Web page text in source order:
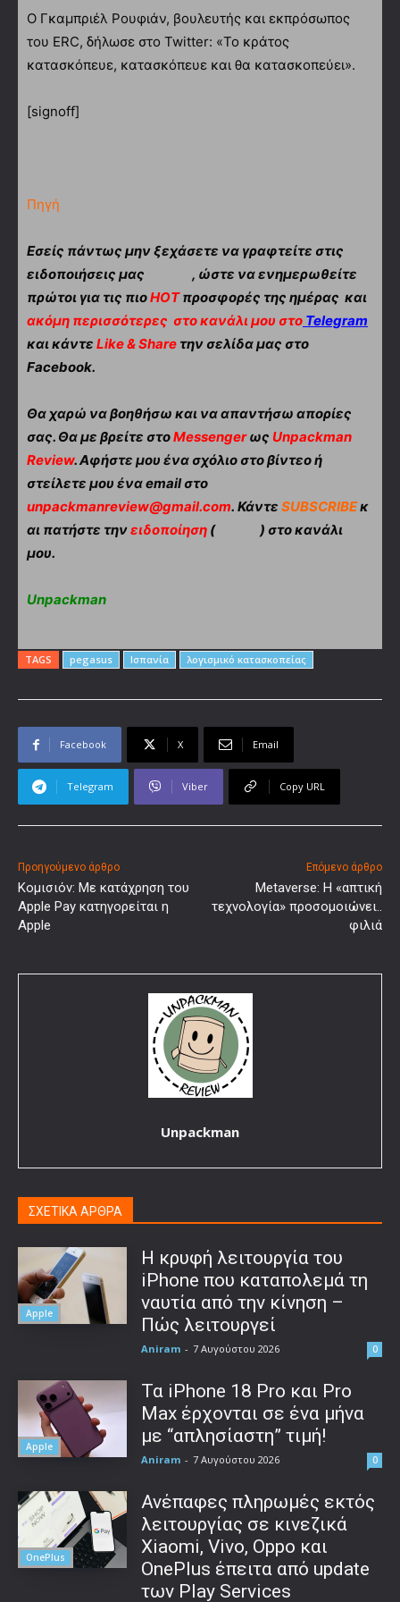
Ο Γκαμπριέλ Ρουφιάν, βουλευτής και εκπρόσωπος
του ERC, δήλωσε στο Twitter: «Το κράτος
κατασκόπευε, κατασκόπευε και θα κατασκοπεύει».
[signoff]
Πηγή
Εσείς πάντως μην ξεχάσετε να γραφτείτε στις
ειδοποιήσεις μας
, ώστε να ενημερωθείτε
πρώτοι για τις πιοHOTπροσφορές της ημέρας και
ακόμη περισσότερες στο κανάλι μου στο Telegram
και κάντε Like & Share την σελίδα μας στο
Facebook.
Θα χαρώ να βοηθήσω και να απαντήσω απορίες
σας. Θα με βρείτε στοMessengerως Unpackman
Review. Αφήστε μου ένα σχόλιο στο βίντεο ή
στείλετε μου ένα email στο
unpackmanreview@gmail.com. Κάντε SUBSCRIBEκ
αι πατήστε τηνειδοποίηση (
) στο κανάλι
μου.
Unpackman
TAGS pegasus Ισπανία λογισμικό κατασκοπείας
Facebook X Email
Telegram Viber Copy URL
Προηγούμενο άρθρο
Κομισιόν: Με κατάχρηση του
Apple Pay κατηγορείται η
Apple
Επόμενο άρθρο
Metaverse: Η «απτική
τεχνολογία» προσομοιώνει..
φιλιά
Unpackman
ΣΧΕΤΙΚΑ ΑΡΘΡΑ
Apple
Η κρυφή λειτουργία του
iPhone που καταπολεμά τη
ναυτία από την κίνηση –
Πώς λειτουργεί
Aniram - 7 Αυγούστου 2026 0
Apple
Τα iPhone 18 Pro και Pro
Max έρχονται σε ένα μήνα
με “απλησίαστη” τιμή!
Aniram - 7 Αυγούστου 2026 0
OnePlus
Ανέπαφες πληρωμές εκτός
λειτουργίας σε κινεζικά
Xiaomi, Vivo, Oppo και
OnePlus έπειτα από update
των Play Services